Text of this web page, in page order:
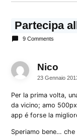
Partecipa
9 Comments
Nico
23 Gennaio
Per la prima volta,
da vicino; amo
app é forse la
Speriamo bene… che